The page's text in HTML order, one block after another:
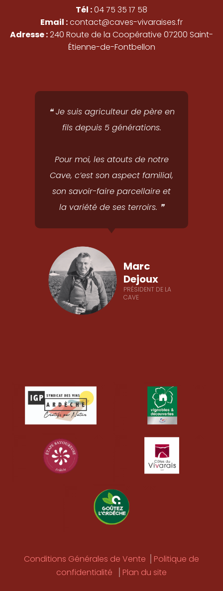
k
-
f
a
m
Tél :04 75 35 17 58
Email :contact@caves-vivaraises.fr
Adresse :240 Route de la Coopérative 07200 Saint-
Étienne-de-Fontbellon
❝ Je suis agriculteur de père en
fils depuis 5 générations.
Pour moi, les atouts de notre
Cave, c’est son aspect familial,
son savoir-faire parcellaire et
la variété de ses terroirs. ❞
Marc
Dejoux
PRÉSIDENT DE LA
CAVE
Conditions Générales de Vente
Politique de
confidentialité
Plan du site